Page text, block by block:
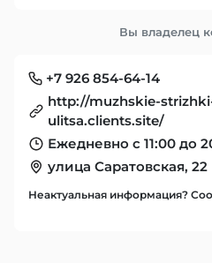
Вы владелец
+7 926 854-64-14
http://muzhskie-
ulitsa.clients.site/
Ежедневно с 11:00 до
улица Саратовская, 22
Неактуальная информация?